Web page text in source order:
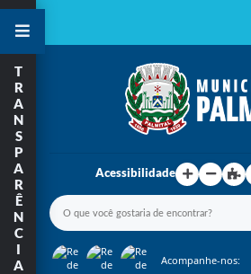
Acessibilidade
Acompanhe-nos:
T
R
A
N
S
P
A
R
Ê
N
C
I
A